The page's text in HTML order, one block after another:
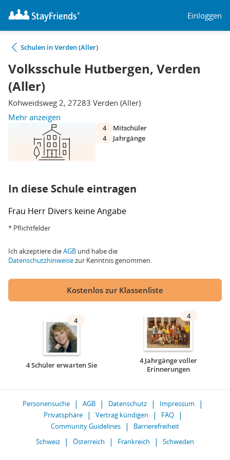
Einloggen
Schulen in Verden (Aller)
Volksschule Hutbergen, Verden
(Aller)
Kohweidsweg 2, 27283 Verden (Aller)
Mehr anzeigen
4
Mitschüler
4
Jahrgänge
In diese Schule eintragen
Frau Herr Divers keine Angabe
* Pflichtfelder
Ich akzeptiere dieAGB und habe die
Datenschutzhinweisezur Kenntnis genommen.
Kostenlos zur Klassenliste
4
4 Schüler erwarten Sie
4
4 Jahrgänge voller
Erinnerungen
Personensuche AGB Datenschutz
Impressum
Privatsphäre
Vertrag kündigen
FAQ
Community Guidelines
Barrierefreiheit
Schweiz
Österreich Frankreich Schweden